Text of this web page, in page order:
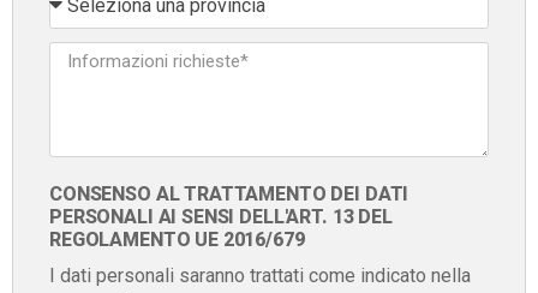
CONSENSO AL TRATTAMENTO DEI DATI
PERSONALI AI SENSI DELL'ART. 13 DEL
REGOLAMENTO UE 2016/679
I dati personali saranno trattati come indicato nella